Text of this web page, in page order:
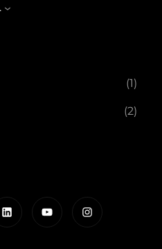
(1)
(2)
LinkedInYouTubeInstagram